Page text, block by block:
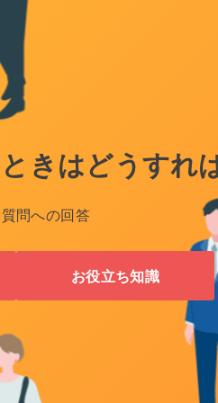
きはどうすれ
問への回答
お役立ち知識